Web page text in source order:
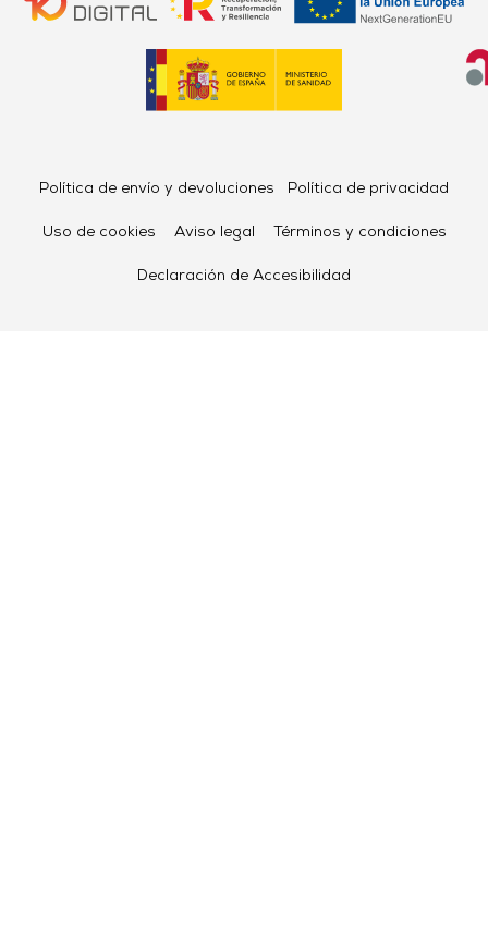
Política de envío y devoluciones Política de privacidad
Uso de cookies Aviso legal Términos y condiciones
Declaración de Accesibilidad